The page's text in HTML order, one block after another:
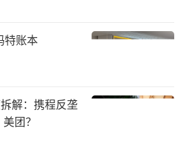
特账本
解：携程反垄
团？